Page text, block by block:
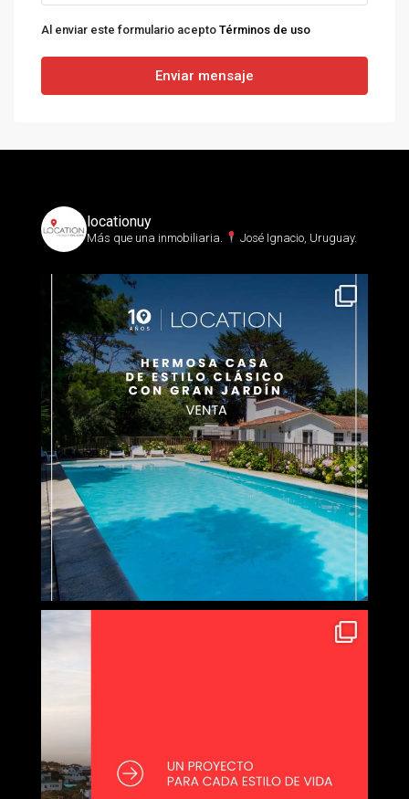
Al enviar este formulario acepto Términos de uso
Enviar mensaje
locationuy
Más que una inmobiliaria.⁣ José Ignacio, Uruguay.